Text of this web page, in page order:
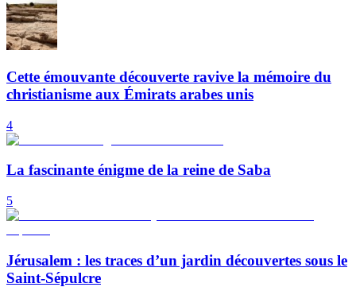
Cette émouvante découverte ravive la mémoire du
christianisme aux Émirats arabes unis
4
La fascinante énigme de la reine de Saba
5
Jérusalem : les traces d’un jardin découvertes sous le
Saint-Sépulcre